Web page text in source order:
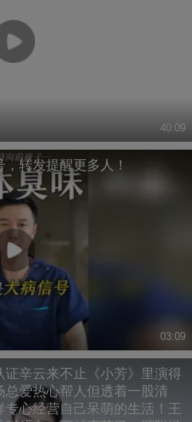
40:09
转发提醒更多人！
03:09
辛云来不止《小芳》里演得
爱热心帮人但透着一股清
心经营自己呆萌的生活！王